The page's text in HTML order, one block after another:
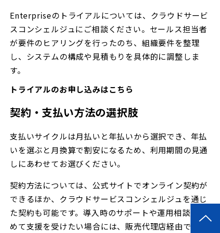
Enterpriseのトライアルについては、クラウドサービ
スコンシェルジュにご相談ください。セールス担当者
が要件のヒアリングを行ったのち、組織要件を整理
し、システムの構成や見積もりを具体的に調整しま
す。
トライアルのお申し込みはこちら
契約・支払い方法の選択肢
支払いサイクルは月払いと年払いから選択でき、年払
いを選ぶと月換算で割安になるため、利用期間の見通
しにあわせてお選びください。
契約方法については、公式サイトでオンライン契約が
できるほか、クラウドサービスコンシェルジュを通じ
た契約も可能です。導入時のサポートや運用相談も含
めて支援を受けたい場合には、販売代理店経由での契